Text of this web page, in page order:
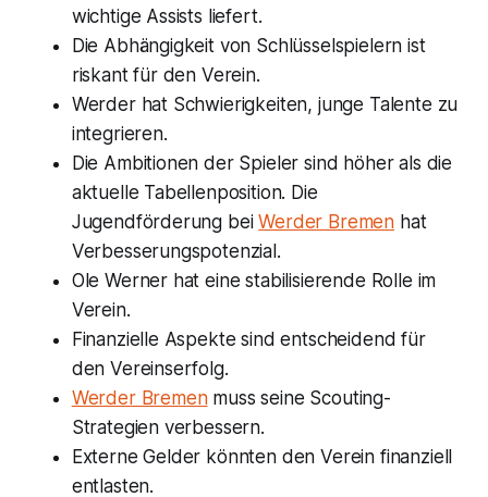
wichtige Assists liefert.
Die Abhängigkeit von Schlüsselspielern ist
riskant für den Verein.
Werder hat Schwierigkeiten, junge Talente zu
integrieren.
Die Ambitionen der Spieler sind höher als die
aktuelle Tabellenposition. Die
Jugendförderung beiWerder Bremen hat
Verbesserungspotenzial.
Ole Werner hat eine stabilisierende Rolle im
Verein.
Finanzielle Aspekte sind entscheidend für
den Vereinserfolg.
Werder Bremenmuss seine Scouting-
Strategien verbessern.
Externe Gelder könnten den Verein finanziell
entlasten.